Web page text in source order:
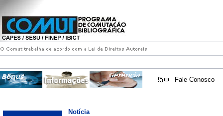
Fale Conosco
Notícia